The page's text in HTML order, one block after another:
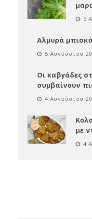
5
Αλμυρά
5 Αυγούστου
Οι καβγάδες
συμβαίνουν
4 Αυγούστου
με
4